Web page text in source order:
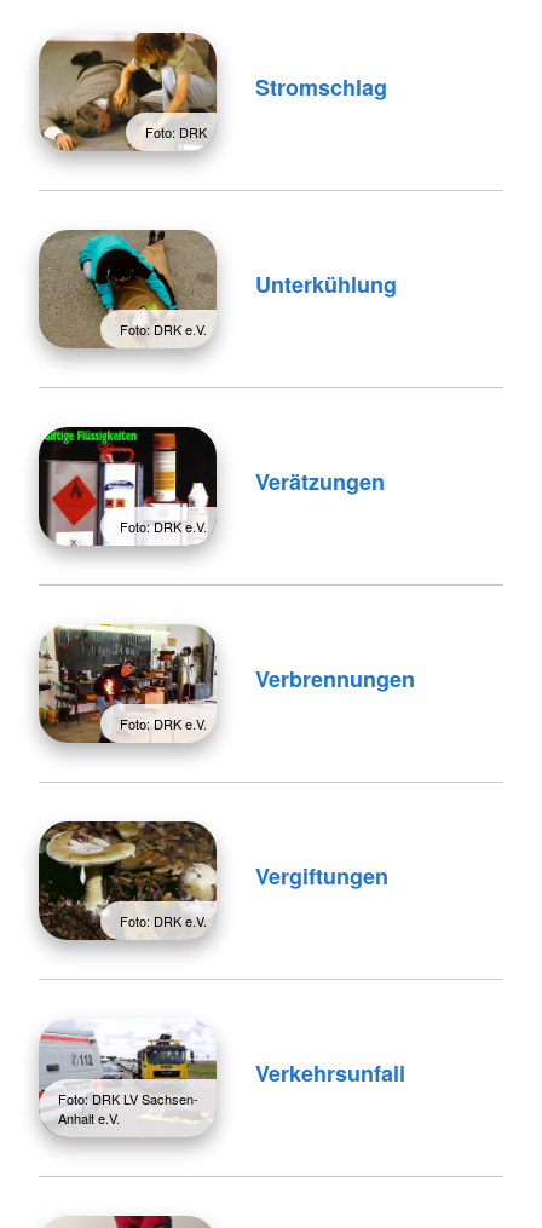
Foto: DRK
Stromschlag
Foto: DRK e.V.
Unterkühlung
Foto: DRK e.V.
Verätzungen
Foto: DRK e.V.
Verbrennungen
Foto: DRK e.V.
Vergiftungen
Foto: DRK LV Sachsen-
Anhalt e.V.
Verkehrsunfall